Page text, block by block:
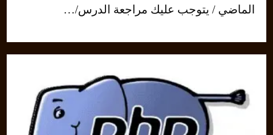
الماضي / يتوجب عليك مراجعة الدرس/…